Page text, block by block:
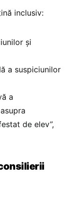
inclusiv:
și
a suspiciunilor
a
de elev”,